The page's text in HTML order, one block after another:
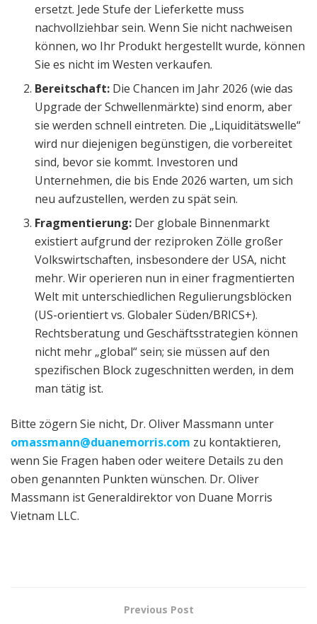
ersetzt. Jede Stufe der Lieferkette muss
nachvollziehbar sein. Wenn Sie nicht nachweisen
können, wo Ihr Produkt hergestellt wurde, können
Sie es nicht im Westen verkaufen.
Bereitschaft: Die Chancen im Jahr 2026 (wie das
Upgrade der Schwellenmärkte) sind enorm, aber
sie werden schnell eintreten. Die „Liquiditätswelle“
wird nur diejenigen begünstigen, die vorbereitet
sind, bevor sie kommt. Investoren und
Unternehmen, die bis Ende 2026 warten, um sich
neu aufzustellen, werden zu spät sein.
Fragmentierung: Der globale Binnenmarkt
existiert aufgrund der reziproken Zölle großer
Volkswirtschaften, insbesondere der USA, nicht
mehr. Wir operieren nun in einer fragmentierten
Welt mit unterschiedlichen Regulierungsblöcken
(US-orientiert vs. Globaler Süden/BRICS+).
Rechtsberatung und Geschäftsstrategien können
nicht mehr „global“ sein; sie müssen auf den
spezifischen Block zugeschnitten werden, in dem
man tätig ist.
Bitte zögern Sie nicht, Dr. Oliver Massmann unter
omassmann@duanemorris.com zu kontaktieren,
wenn Sie Fragen haben oder weitere Details zu den
oben genannten Punkten wünschen. Dr. Oliver
Massmann ist Generaldirektor von Duane Morris
Vietnam LLC.
Previous Post